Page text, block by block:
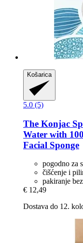
Košarica
5.0 (5)
The Konjac
Water with
Facial Sponge
pogodno za
čišćenje i
pakiranje
€ 12,49
Dostava do 12.